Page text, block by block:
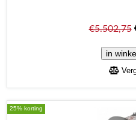
€5.502,75
25% korting